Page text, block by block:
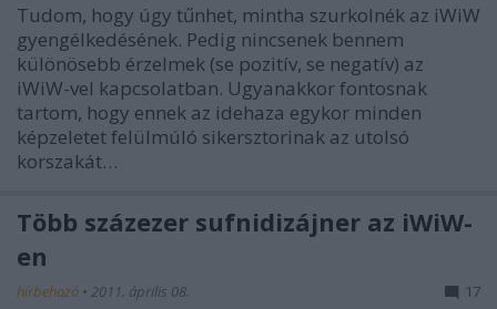
Tudom, hogy úgy tűnhet, mintha szurkolnék az iWiW
gyengélkedésének. Pedig nincsenek bennem
különösebb érzelmek (se pozitív, se negatív) az
iWiW-vel kapcsolatban. Ugyanakkor fontosnak
tartom, hogy ennek az idehaza egykor minden
képzeletet felülmúló sikersztorinak az utolsó
korszakát…
Több százezer sufnidizájner az iWiW-
en
hírbehozó • 2011. április 08. 17